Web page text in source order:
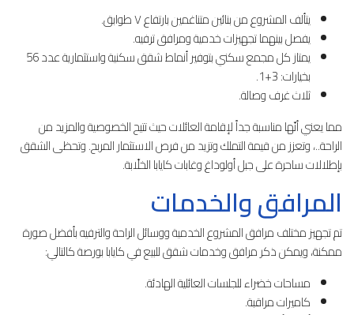
يتألف المشروع من بنائين متناغمين بارتفاع ٧ طوابق.
يفصل بينهما تجهيزات خدمية ومرافق ترفيه.
يمتاز كل مجمع سكني بتوفير أنماط شقق سكنية واستثمارية عدد 56
بخيارات: 3+1.
ثلاث غرف وصالة.
مما يعني أنّها مناسبة جداً لإقامة العائلات حيث تتيح الخصوصية والمزيد من
الراحة..، وتعزز من قيمة التملك وتزيد من فرص الاستثمار المربح. وتحظى الشقق
بإطلالات ساحرة على جبل أولوداغ وغابات كايابا الخلّابة.
المرافق والخدمات
تم تجهيز مختلف مرافق المشروع الخدمية ووسائل الراحة والترفيه بأفضل صورة
ممكنة، ويمكن ذكر مرافق وخدمات شقق للبيع في كايابا بورصة كالتالي:
مساحات خضراء للجلسات العائلية الهادئة.
كاميرات مراقبة.